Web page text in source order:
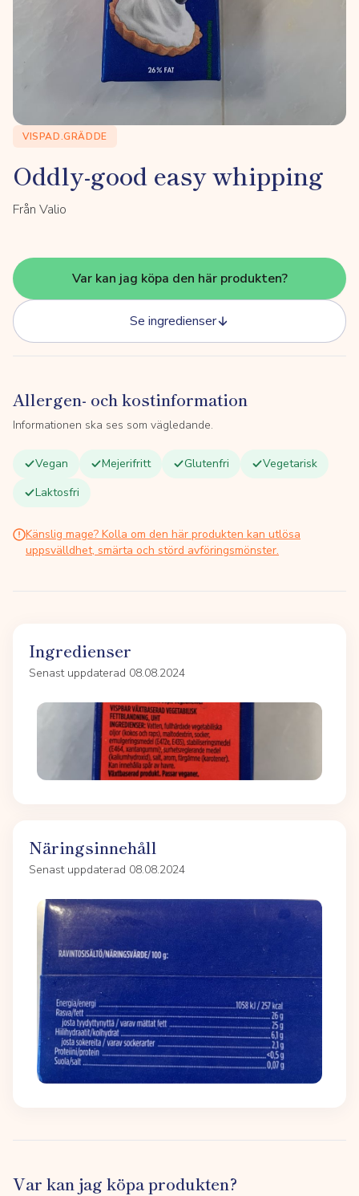
VISPAD.GRÄDDE
Oddly-good easy whipping
Från Valio
Var kan jag köpa den här produkten?
Se ingredienser
Allergen- och kostinformation
Informationen ska ses som vägledande.
Vegan Mejerifritt Glutenfri
Vegetarisk
Laktosfri
Känslig mage? Kolla om den här produkten kan utlösa
uppsvälldhet, smärta och störd avföringsmönster.
Ingredienser
Senast uppdaterad 08.08.2024
Näringsinnehåll
Senast uppdaterad 08.08.2024
Var kan jag köpa produkten?